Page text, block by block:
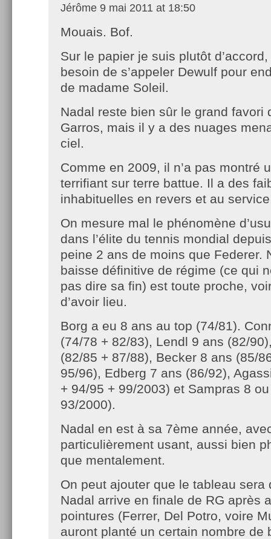
Jérôme 9 mai 2011 at 18:50
Mouais. Bof.
Sur le papier je suis plutôt
besoin de s’appeler Dewulf pour
de madame Soleil.
Nadal reste bien sûr le grand favori
Garros, mais il y a des nuages
ciel.
Comme en 2009, il n’a pas montré
terrifiant sur terre battue. Il a des
inhabituelles en revers et au
On mesure mal le phénomène
dans l’élite du tennis mondial
peine 2 ans de moins que Federer.
baisse définitive de régime (ce qui
pas dire sa fin) est toute proche,
d’avoir lieu.
Borg a eu 8 ans au top (74/81).
(74/78 + 82/83), Lendl 9 ans (82/
(82/85 + 87/88), Becker 8 ans (85/
95/96), Edberg 7 ans (86/92),
+ 94/95 + 99/2003) et Sampras 8
93/2000).
Nadal en est à sa 7ème année,
particulièrement usant, aussi bien
que mentalement.
On peut ajouter que le tableau sera
Nadal arrive en finale de RG après
pointures (Ferrer, Del Potro, voire
auront planté un certain nombre de